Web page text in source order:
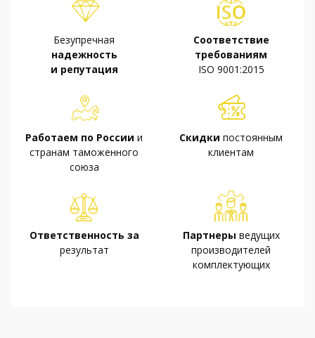
Безупречная
надежность
и репутация
Соответствие
требованиям
ISO 9001:2015
Работаем по России и
странам таможенного
союза
Скидки постоянным
клиентам
Ответственность за
результат
Партнеры ведущих
производителей
комплектующих